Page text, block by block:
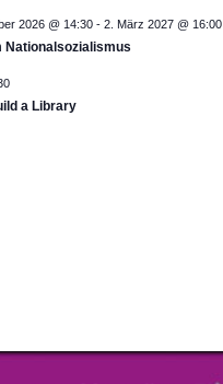
2026 @ 14:30- 2. März 2027 @ 16:00
Nationalsozialismus
a Library